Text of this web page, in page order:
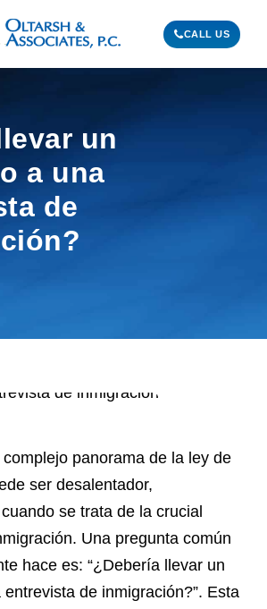
CALL US
un
a una
de
panorama de la ley de
ser desalentador,
se trata de la crucial
Una pregunta común
hace es: “¿Debería llevar un
de inmigración?”. Esta